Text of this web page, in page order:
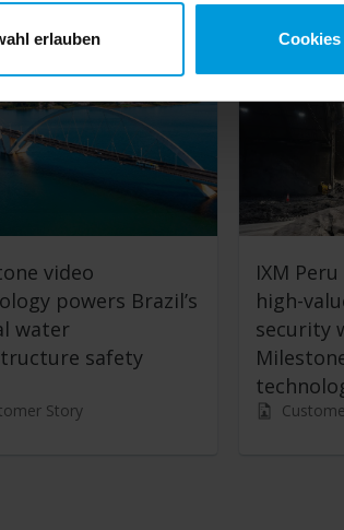
erlauben
video
powers Brazil’s
water
safety
Story
IXM
high-
security